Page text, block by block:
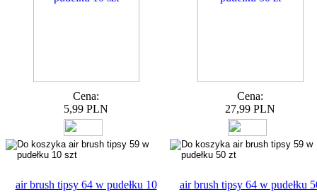
Cena:
5,99 PLN
Cena:
27,99 PLN
air brush tipsy 64 w pudełku 10
air brush tipsy 64 w pudełku